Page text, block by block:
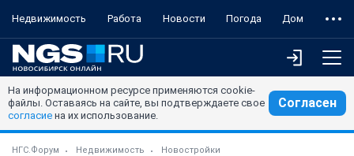
Недвижимость Работа Новости Погода Дом
На информационном ресурсе применяются cookie-
файлы. Оставаясь на сайте, вы подтверждаете свое
согласие на их использование.
Согласен
НГС.Форум Недвижимость Новостройки